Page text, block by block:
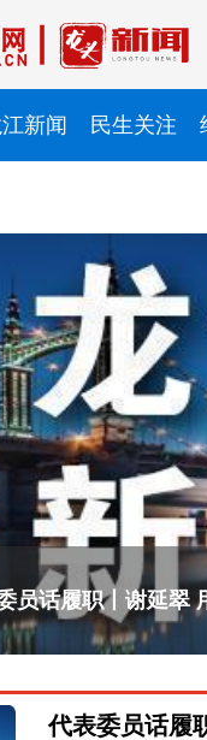
新闻 民生关注
员话履职丨谢延翠
代表委员话履